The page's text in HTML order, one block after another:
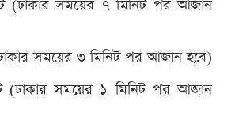
(ঢাকার সময়ের ৭ মিনিট পর আজান
সময়ের ৩ মিনিট পর আজান হবে)
(ঢাকার সময়ের ১ মিনিট পর আজান